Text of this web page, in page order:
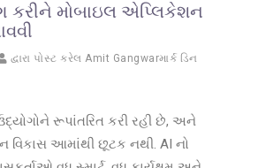
મોબાઇલ એપ્લિકેશન
દ્વારા પોસ્ટ કરેલ Amit Gangwarમાર્ક ડિન
રૂપાંતરિત કરી રહી છે, અને
વિકાસ આમાંથી છૂટક નથી. AI નો